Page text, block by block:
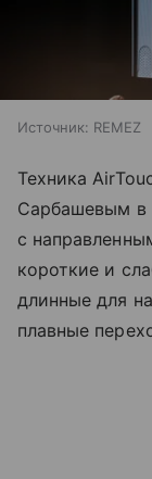
Источник: REMEZ
Техника
Сарбашевым в
с
короткие и
длинные для
плавные